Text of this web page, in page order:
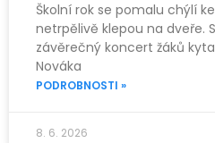
Školní rok se pomalu chýlí
netrpělivě klepou na dveře.
závěrečný koncert žáků
Nováka
PODROBNOSTI »
8. 6. 2026